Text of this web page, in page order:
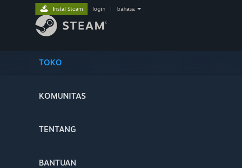
TOKO
KOMUNITAS
TENTANG
BANTUAN
Instal Steam login bahasa